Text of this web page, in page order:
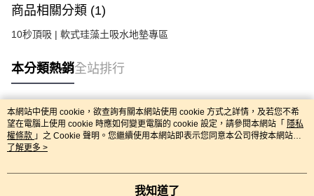
商品相關分類 (1)
10秒頂吸 | 軟式珪藻土吸水地墊專區
本分類熱銷全站排行
熱門標籤
本網站中使用 cookie，欲查詢有關本網站使用 cookie 方式之詳情，及若您不希
望在電腦上使用 cookie 時應如何變更電腦的 cookie 設定，請參閱本網站「 隱私
權條款 」之 Cookie 聲明。您繼續使用本網站即表示您同意本公司得按本網站使
用條款之 Cookie 聲明使用 cookie。
了解更多 >
我知道了